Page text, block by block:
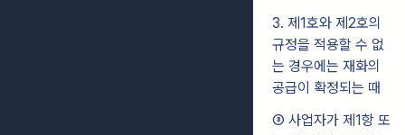
3. 제1호와 제2호의
규정을 적용할 수 없
는 경우에는 재화의
공급이 확정되는 때
③ 사업자가 제1항 또